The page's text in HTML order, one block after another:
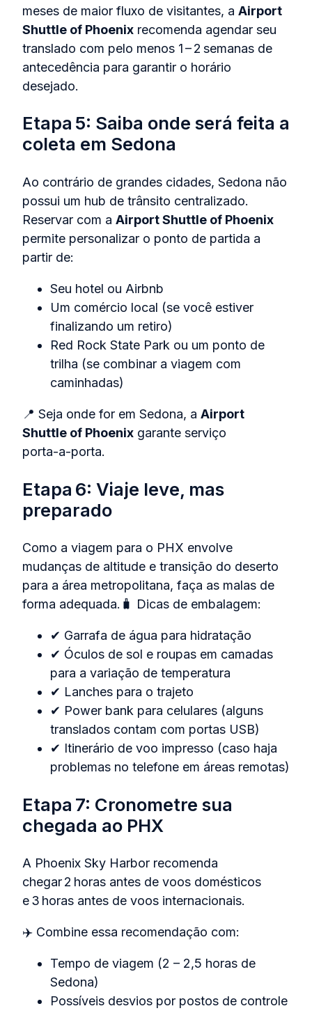
meses de maior fluxo de visitantes, a Airport
Shuttle of Phoenix recomenda agendar seu
translado com pelo menos 1 – 2 semanas de
antecedência para garantir o horário
desejado.
Etapa 5: Saiba onde será feita a
coleta em Sedona
Ao contrário de grandes cidades, Sedona não
possui um hub de trânsito centralizado.
Reservar com a Airport Shuttle of Phoenix
permite personalizar o ponto de partida a
partir de:
Seu hotel ou Airbnb
Um comércio local (se você estiver
finalizando um retiro)
Red Rock State Park ou um ponto de
trilha (se combinar a viagem com
caminhadas)
📍 Seja onde for em Sedona, a Airport
Shuttle of Phoenix garante serviço
porta‑a‑porta.
Etapa 6: Viaje leve, mas
preparado
Como a viagem para o PHX envolve
mudanças de altitude e transição do deserto
para a área metropolitana, faça as malas de
forma adequada.🧳 Dicas de embalagem:
✔ Garrafa de água para hidratação
✔ Óculos de sol e roupas em camadas
para a variação de temperatura
✔ Lanches para o trajeto
✔ Power bank para celulares (alguns
translados contam com portas USB)
✔ Itinerário de voo impresso (caso haja
problemas no telefone em áreas remotas)
Etapa 7: Cronometre sua
chegada ao PHX
A Phoenix Sky Harbor recomenda
chegar 2 horas antes de voos domésticos
e 3 horas antes de voos internacionais.
✈️ Combine essa recomendação com:
Tempo de viagem (2 – 2,5 horas de
Sedona)
Possíveis desvios por postos de controle